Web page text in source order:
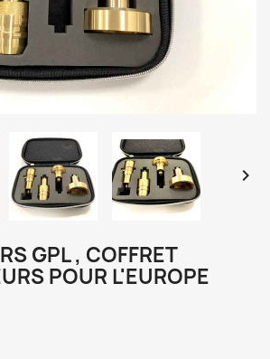

GPL , COFFRET
POUR L'EUROPE